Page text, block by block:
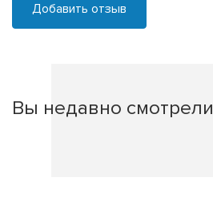
Добавить отзыв
Вы недавно смотрели